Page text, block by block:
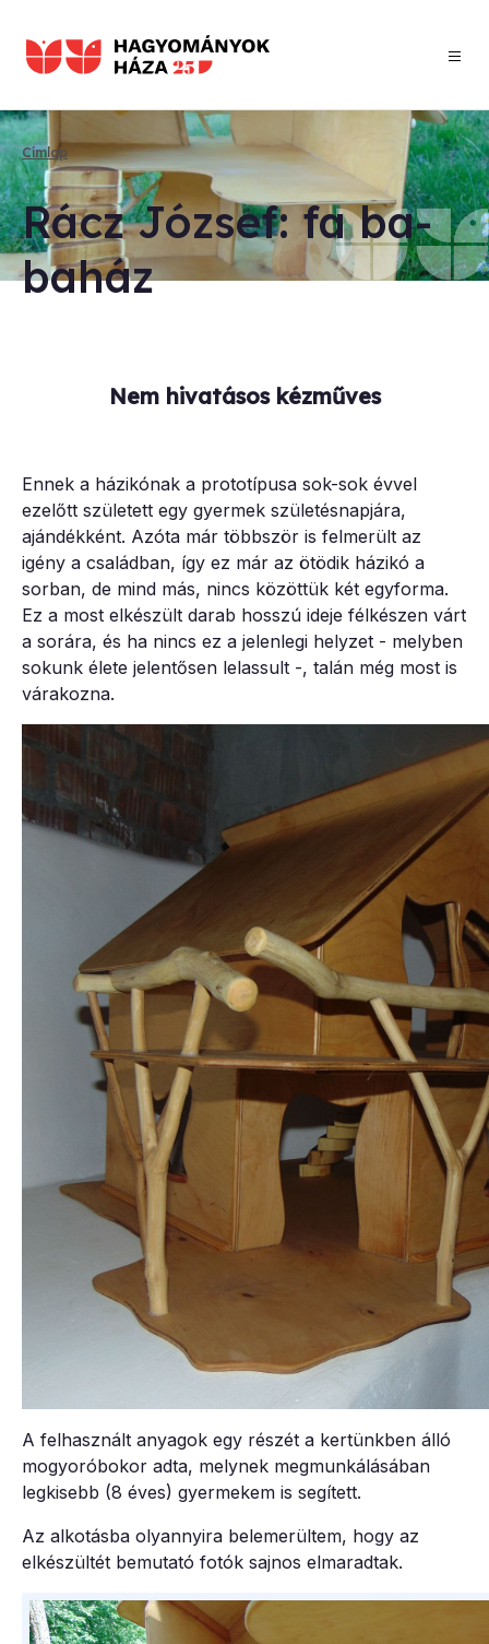
tartalomra
Morzsa
Címlap
Rácz Jó­zsef: fa ba­
ba­ház
Nem hivatásos kézműves
Ennek a házikónak a prototípusa sok-sok évvel
ezelőtt született egy gyermek születésnapjára,
ajándékként. Azóta már többször is felmerült az
igény a családban, így ez már az ötödik házikó a
sorban, de mind más, nincs közöttük két egyforma.
Ez a most elkészült darab hosszú ideje félkészen várt
a sorára, és ha nincs ez a jelenlegi helyzet - melyben
sokunk élete jelentősen lelassult -, talán még most is
várakozna.
A felhasznált anyagok egy részét a kertünkben álló
mogyoróbokor adta, melynek megmunkálásában
legkisebb (8 éves) gyermekem is segített.
Az alkotásba olyannyira belemerültem, hogy az
elkészültét bemutató fotók sajnos elmaradtak.